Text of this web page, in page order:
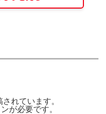
れています。
が必要です。